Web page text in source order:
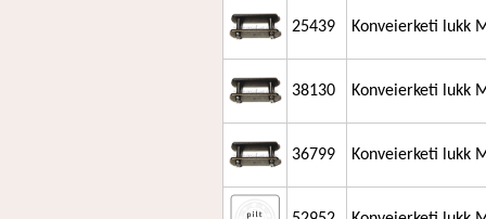
25439 Konveierketi lukk
38130 Konveierketi lukk
36799 Konveierketi lukk